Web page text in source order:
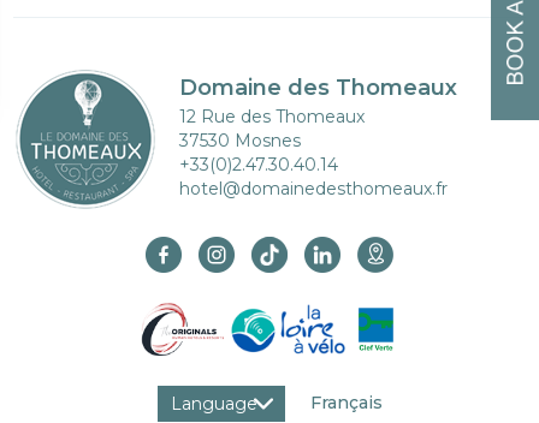
Domaine des Thomeaux
12 Rue des Thomeaux
37530 Mosnes
+33(0)2.47.30.40.14
hotel@domainedesthomeaux.fr
Language Français